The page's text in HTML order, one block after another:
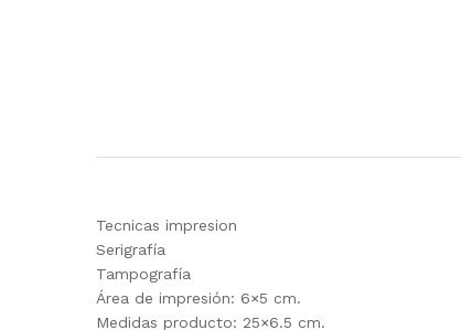
Tecnicas impresion
Serigrafía
Tampografía
Área de impresión: 6×5 cm.
Medidas producto: 25×6.5 cm.